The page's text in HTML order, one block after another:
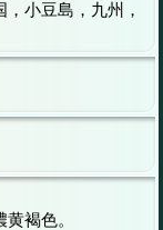
小豆島，九州，
褐色。